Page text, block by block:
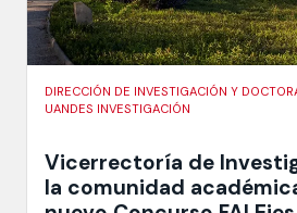
DIRECCIÓN DE INVESTIGACIÓN Y
UANDES INVESTIGACIÓN
Vicerrectoría de
la comunidad